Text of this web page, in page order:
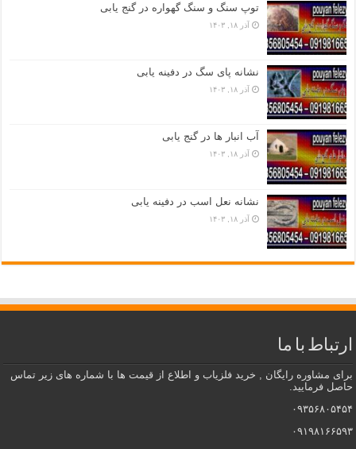
توپ سنگ و سنگ گهواره در گنج یابی
آذر ۱۸, ۱۴۰۳
نشانه پای سگ در دفینه یابی
آذر ۱۸, ۱۴۰۳
آب انبار ها در گنج یابی
آذر ۱۸, ۱۴۰۳
نشانه نعل اسب در دفینه یابی
آذر ۱۸, ۱۴۰۳
ارتباط با ما
برای مشاوره رایگان , خرید فلزیاب و اطلاع از قیمت ها با شماره های زیر تماس
حاصل فرمایید.
۰۹۳۵۶۸۰۵۴۵۴
۰۹۱۹۸۱۶۶۵۹۳